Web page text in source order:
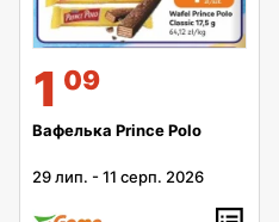
1 09
Вафелька Prince Polo
29 лип. -11 серп. 2026